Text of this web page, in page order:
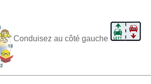
Conduisez au côté gauche